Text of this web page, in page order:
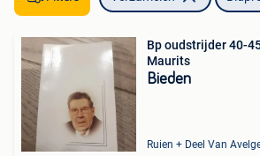
Bp oudstrijder 40-
Maurits
Bieden